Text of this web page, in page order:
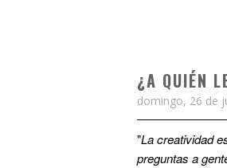
¿A QUIÉN
domingo, 26 de
"La creatividad
preguntas a